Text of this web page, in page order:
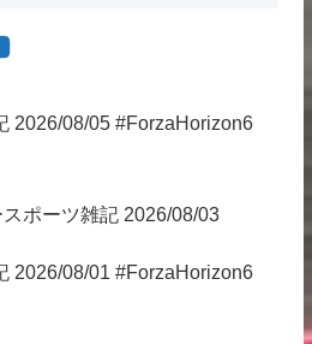
2026/08/05 #ForzaHorizon6
ポーツ雑記 2026/08/03
2026/08/01 #ForzaHorizon6